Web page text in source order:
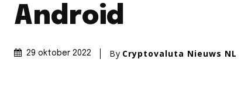
Android
29 oktober 2022 By Cryptovaluta Nieuws NL